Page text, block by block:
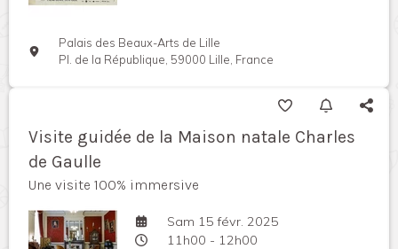
Palais des Beaux-Arts de Lille
Pl. de la République, 59000 Lille, France
Visite guidée de la Maison natale Charles
de Gaulle
Une visite 100% immersive
Sam 15 févr. 2025
11h00 - 12h00